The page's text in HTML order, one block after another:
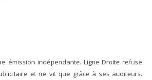
émission indépendante. Ligne Droite refuse
et ne vit que grâce à ses auditeurs.